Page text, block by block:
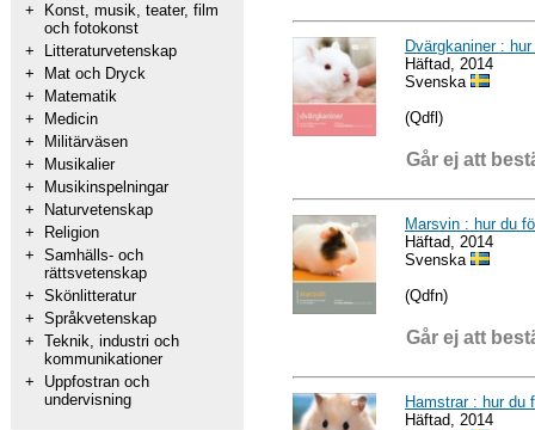
+
Konst, musik, teater, film
och fotokonst
+
Litteraturvetenskap
+
Mat och Dryck
+
Matematik
+
Medicin
+
Militärväsen
+
Musikalier
+
Musikinspelningar
+
Naturvetenskap
+
Religion
+ Samhälls- och
rättsvetenskap
+ Skönlitteratur
+ Språkvetenskap
+ Teknik, industri och
kommunikationer
+
Uppfostran och
undervisning
Dvärgkaniner :
Häftad, 2014
Svenska
(Qdfl)
Går ej att
Marsvin : hur du
Häftad, 2014
Svenska
(Qdfn)
Går ej att
Hamstrar : hur du
Häftad, 2014